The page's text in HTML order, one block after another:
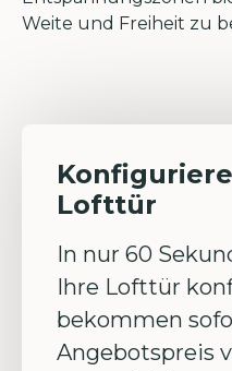
Weite und Freiheit zu
Lofttür
In nur 60
Ihre Lofttür
bekommen
Angebotspreis